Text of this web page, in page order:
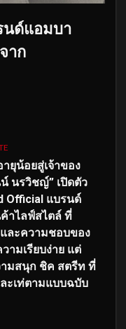
นด์แอมบา
าก
ยุน้อยสู่เจ้าของ
น์ นรวิชญ์” เปิดตัว
Official แบรนด์
าไลฟ์สไตล์ ที่
ละความชอบของ
ามเรียบง่าย แต่
ามสนุก ชิค สตรีท ที่
ะเท่ตามแบบฉบับ